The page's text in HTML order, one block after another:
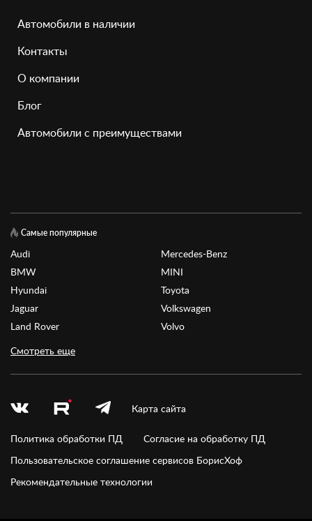
Автомобили в наличии
Контакты
О компании
Блог
Автомобили с преимуществами
Самые популярные
Audi
BMW
Hyundai
Jaguar
Land Rover
Mercedes-Benz
MINI
Toyota
Volkswagen
Volvo
Смотреть еще
Карта сайта
Политика обработки ПД
Согласие на обработку ПД
Пользовательское соглашение сервисов БорисХоф
Рекомендательные технологии